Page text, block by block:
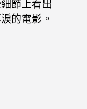
節上看出
的電影 。